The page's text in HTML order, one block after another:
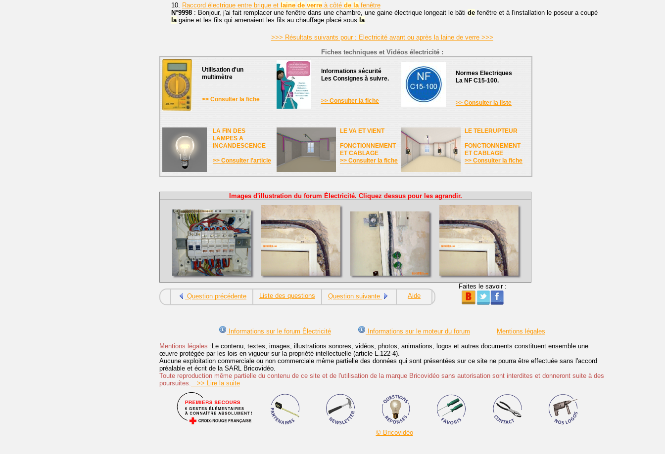
10. Raccord électrique entre brique et laine de verre à côté de lafenêtre
N°9998 : Bonjour, j'ai fait remplacer une fenêtre dans une chambre, une gaine électrique longeait le bâti de fenêtre et à l'installation le poseur a coupé
lagaine et les fils qui amenaient les fils au chauffage placé sous la...
>>> Résultats suivants pour : Electricité avant ou après la laine de verre >>>
Fiches techniques et Vidéos électricité :
Utilisation d'un
multimètre
>> Consulter la fiche
Informations sécurité
Les Consignes à suivre.
>> Consulter la fiche
Normes Electriques
La NF C15-100.
>> Consulter la liste
LA FIN DES
LAMPES A
INCANDESCENCE
>> Consulter l'article
LE VA ET VIENT
FONCTIONNEMENT
ET CABLAGE
>> Consulter la fiche
LE TELERUPTEUR
FONCTIONNEMENT
ET CABLAGE
>> Consulter la fiche
Images d'illustration du forum Électricité. Cliquez dessus pour les agrandir.
Question précédente Liste des questions Question suivante Aide
Faites le savoir :
Informations sur le forum Électricité Informations sur le moteur du forum
Mentions légales
Mentions légales :Le contenu, textes, images, illustrations sonores, vidéos, photos, animations, logos et autres documents constituent ensemble une
œuvre protégée par les lois en vigueur sur la propriété intellectuelle (article L.122-4).
Aucune exploitation commerciale ou non commerciale même partielle des données qui sont présentées sur ce site ne pourra être effectuée sans l'accord
préalable et écrit de la SARL Bricovidéo.
Toute reproduction même partielle du contenu de ce site et de l'utilisation de la marque Bricovidéo sans autorisation sont interdites et donneront suite à des
poursuites.
>> Lire la suite
© Bricovidéo